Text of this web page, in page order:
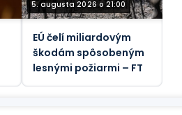
5. augusta 2026 o 21:00
EÚ čelí miliardovým
škodám spôsobeným
lesnými požiarmi – FT